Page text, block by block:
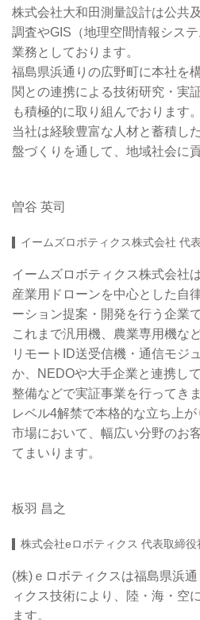
株式会社大和田測量設計は公共
調査やGIS（地理空間情報シス
業務としております。
福島県浜通りの広野町に本社を
関との連携による技術研究・実
も積極的に取り組んでおります。
当社は経験豊富な人材と蓄積し
盤づくりを通して、地域社会に
曽谷 英司
イームズロボティクス株式会社 代
イームズロボティクス株式会社
産業用ドローンを中心とした自
ーション提案・開発を行う企業で
これまで汎用機、農業専用機な
リモートID送受信機・通信モジ
か、NEDOや大手企業と連携し
整備などで実証事業を行ってきま
レベル4解禁で本格的な立ち上
市場において、幅広い分野のお
てまいります。
板羽 昌之
株式会社eロボティクス 代表取締役
(株)ｅロボティクスは福島県浜
ィクス技術により、陸・海・空
ます。